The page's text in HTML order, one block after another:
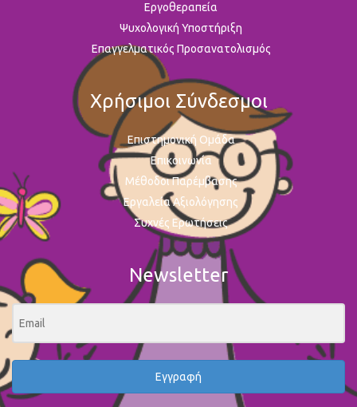
Εργοθεραπεία
Ψυχολογική Υποστήριξη
Επαγγελματικός Προσανατολισμός
Χρήσιμοι Σύνδεσμοι
Επιστημονική Ομάδα
Επικοινωνία
Μέθοδοι Παρέμβασης
Εργαλεία Αξιολόγησης
Συχνές Ερωτήσεις
Newsletter
Εγγραφή